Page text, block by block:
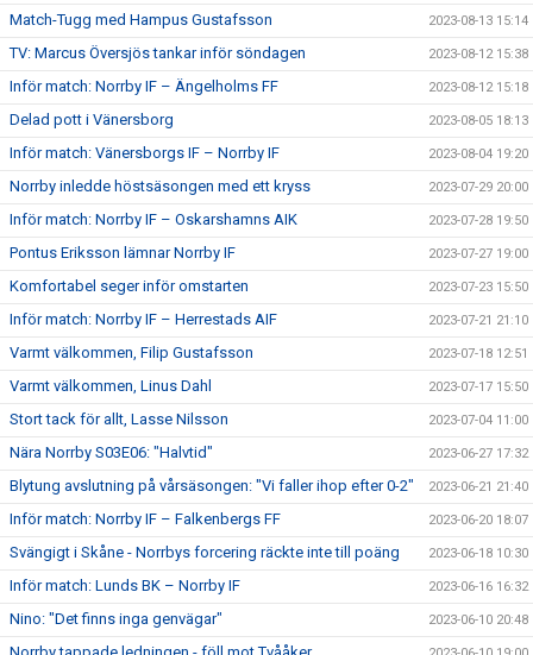
Match-Tugg med Hampus Gustafsson 2023-08-13 15:14
TV: Marcus Översjös tankar inför söndagen 2023-08-12 15:38
Inför match: Norrby IF – Ängelholms FF 2023-08-12 15:18
Delad pott i Vänersborg 2023-08-05 18:13
Inför match: Vänersborgs IF – Norrby IF 2023-08-04 19:20
Norrby inledde höstsäsongen med ett kryss 2023-07-29 20:00
Inför match: Norrby IF – Oskarshamns AIK 2023-07-28 19:50
Pontus Eriksson lämnar Norrby IF 2023-07-27 19:00
Komfortabel seger inför omstarten 2023-07-23 15:50
Inför match: Norrby IF – Herrestads AIF 2023-07-21 21:10
Varmt välkommen, Filip Gustafsson 2023-07-18 12:51
Varmt välkommen, Linus Dahl 2023-07-17 15:50
Stort tack för allt, Lasse Nilsson 2023-07-04 11:00
Nära Norrby S03E06: "Halvtid" 2023-06-27 17:32
Blytung avslutning på vårsäsongen: "Vi faller ihop efter 0-2" 2023-06-21 21:40
Inför match: Norrby IF – Falkenbergs FF 2023-06-20 18:07
Svängigt i Skåne - Norrbys forcering räckte inte till poäng 2023-06-18 10:30
Inför match: Lunds BK – Norrby IF 2023-06-16 16:32
Nino: "Det finns inga genvägar" 2023-06-10 20:48